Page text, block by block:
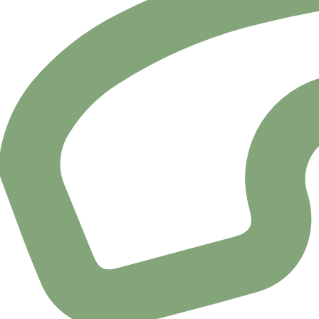
El pasado 22 de Octubre comienzó la campaña de
11 de octubre de 2018
Día
El 12 de Octubre se celebra el Día Mundial de la Artritis
25 de septiembre de 2018
La prueba del talón, llamada Programa de Cribado
Newsletter del